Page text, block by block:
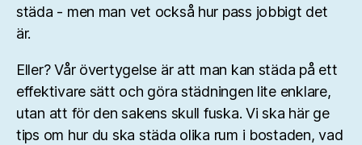
städa - men man vet också hur pass jobbigt det
är.
Eller? Vår övertygelse är att man kan städa på ett
effektivare sätt och göra städningen lite enklare,
utan att för den sakens skull fuska. Vi ska här ge
tips om hur du ska städa olika rum i bostaden, vad